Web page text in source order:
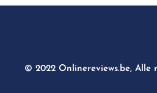
© 2022 Onlinereviews.be, Alle